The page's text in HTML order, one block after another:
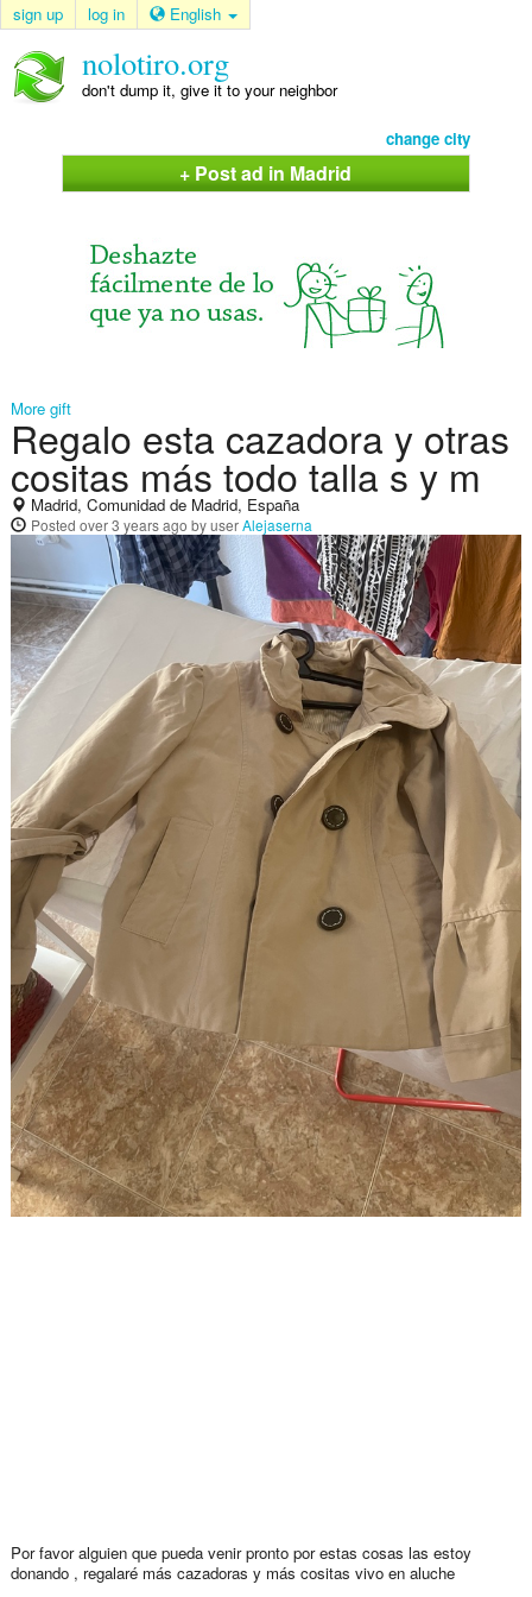
sign up log in English
nolotiro.org
don't dump it, give it to your neighbor
change city
+ Post ad in Madrid
More gift
Regalo esta cazadora y otras
cositas más todo talla s y m
Madrid, Comunidad de Madrid, España
Posted over 3 years ago by userAlejaserna
Por favor alguien que pueda venir pronto por estas cosas las estoy
donando , regalaré más cazadoras y más cositas vivo en aluche